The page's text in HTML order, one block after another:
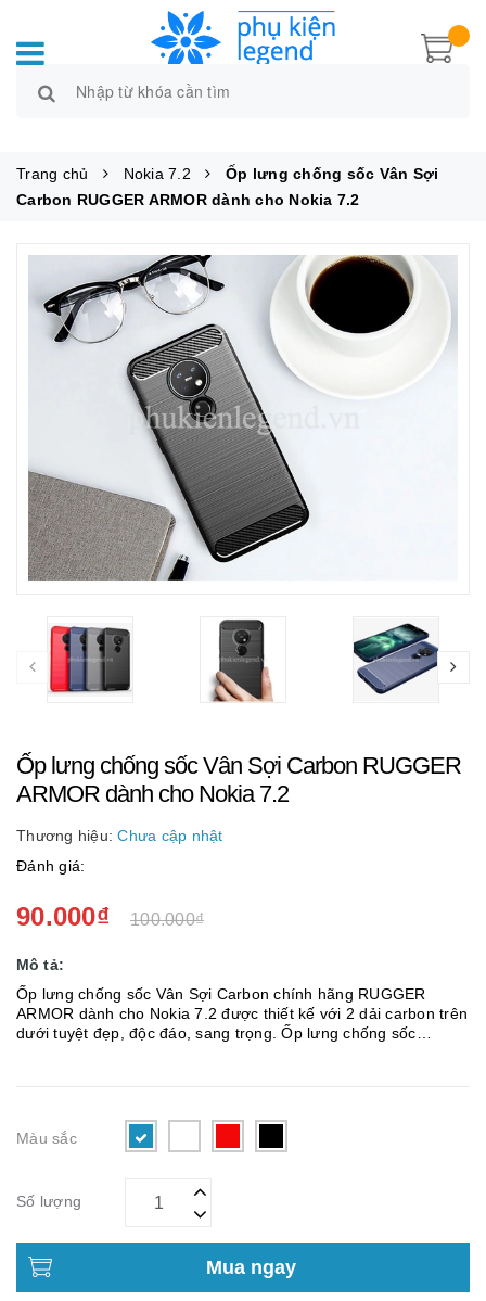
Trang chủ Nokia 7.2
Ốp lưng chống sốc Vân Sợi
Carbon RUGGER ARMOR dành cho Nokia 7.2
Ốp lưng chống sốc Vân Sợi Carbon RUGGER
ARMOR dành cho Nokia 7.2
Thương hiệu: Chưa cập nhật
Đánh giá:
90.000₫ 100.000₫
Mô tả:
Ốp lưng chống sốc Vân Sợi Carbon chính hãng RUGGER
ARMOR dành cho Nokia 7.2 được thiết kế với 2 dải carbon trên
dưới tuyệt đẹp, độc đáo, sang trọng. Ốp lưng chống sốc
Màu sắc
Số lượng
Mua ngay